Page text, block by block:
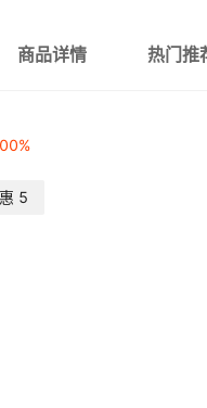
商品详情 热门推
%
5